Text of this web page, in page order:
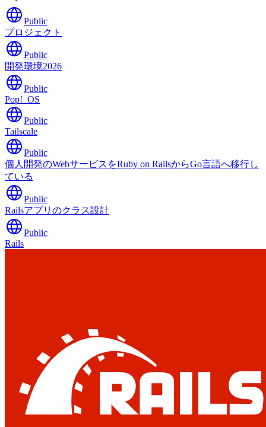
Public
プロジェクト
Public
開発環境2026
Public
Pop!_OS
Public
Tailscale
Public
個人開発のWebサービスをRuby on RailsからGo言語へ移行し
ている
Public
Railsアプリのクラス設計
Public
Rails